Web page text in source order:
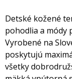
Detské kožené
pohodlia a módy
Vyrobené na
poskytujú
všetky